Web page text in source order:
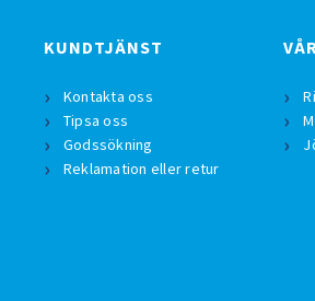
KUNDTJÄNST
Kontakta oss
Tipsa oss
Godssökning
Reklamation eller retur